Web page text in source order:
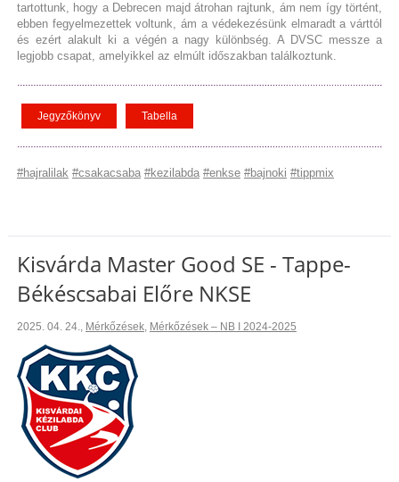
tartottunk, hogy a Debrecen majd átrohan rajtunk, ám nem így történt,
ebben fegyelmezettek voltunk, ám a védekezésünk elmaradt a várttól
és ezért alakult ki a végén a nagy különbség. A DVSC messze a
legjobb csapat, amelyikkel az elmúlt időszakban találkoztunk.
Jegyzőkönyv Tabella
#hajralilak #csakacsaba #kezilabda #enkse #bajnoki #tippmix
Kisvárda Master Good SE - Tappe-
Békéscsabai Előre NKSE
2025. 04. 24., Mérkőzések, Mérkőzések – NB I 2024-2025